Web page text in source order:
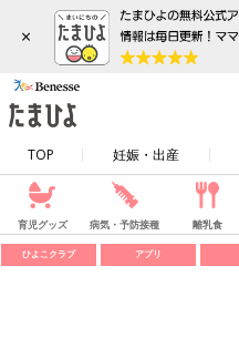
×
TOP 妊娠・出産
育児グッズ 病気・予防接種 離乳食
ひよこクラブ アプリ